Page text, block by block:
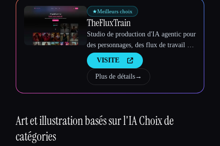
★Meilleurs choix
TheFluxTrain
Studio de production d'IA agentic pour
des personnages, des flux de travail et
des vidéos cohérents
VISITE
Plus de détails→
Art et illustration basés sur l'IAChoix de
catégories